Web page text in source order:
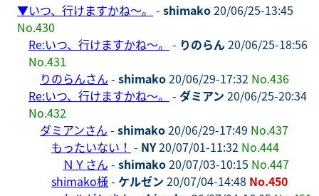
▼いつ、行けますかね～。 - shimako20/06/25-13:45
No.430
Re:いつ、行けますかね～。 - りのらん20/06/25-18:56
No.431
りのらんさん - shimako20/06/29-17:32 No.436
Re:いつ、行けますかね～。 - ダミアン 20/06/25-20:34
No.432
ダミアンさん - shimako20/06/29-17:49 No.437
もったいない！ - NY20/07/01-11:32 No.444
ＮＹさん - shimako20/07/03-10:15 No.447
shimako様- ケルゼン 20/07/04-14:48 No.450